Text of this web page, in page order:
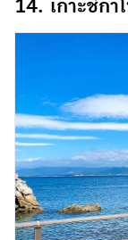
14. เกาะชิก